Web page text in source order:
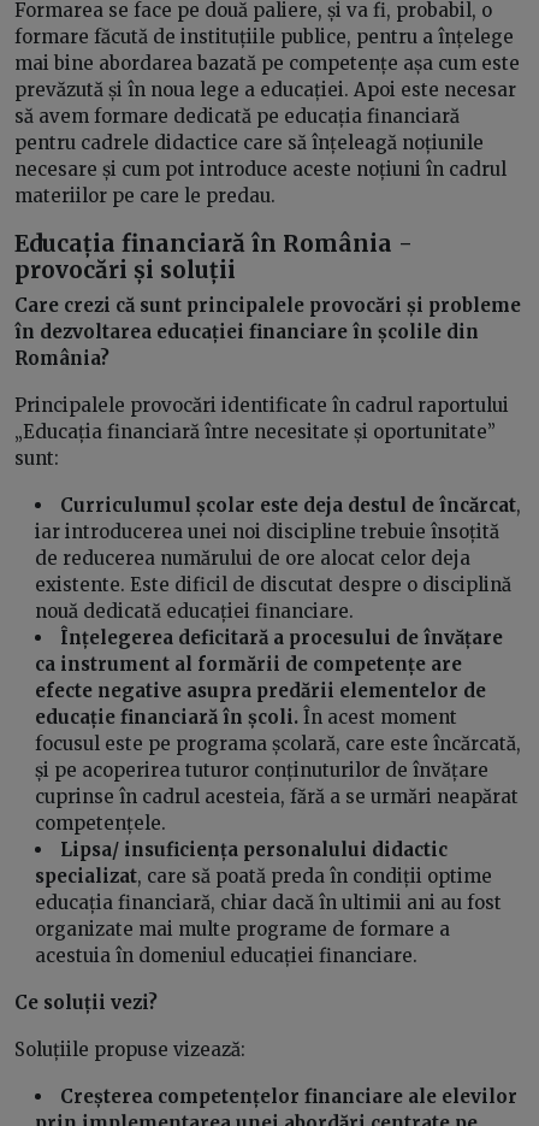
Formarea se face pe două paliere, și va fi, probabil, o
formare făcută de instituțiile publice, pentru a înțelege
mai bine abordarea bazată pe competențe așa cum este
prevăzută și în noua lege a educației. Apoi este necesar
să avem formare dedicată pe educația financiară
pentru cadrele didactice care să înțeleagă noțiunile
necesare și cum pot introduce aceste noțiuni în cadrul
materiilor pe care le predau.
Educația financiară în România -
provocări și soluții
Care crezi că sunt principalele provocări și probleme
în dezvoltarea educației financiare în școlile din
România?
Principalele provocări identificate în cadrul raportului
„Educația financiară între necesitate și oportunitate”
sunt:
Curriculumul școlar este deja destul de încărcat,
iar introducerea unei noi discipline trebuie însoțită
de reducerea numărului de ore alocat celor deja
existente. Este dificil de discutat despre o disciplină
nouă dedicată educației financiare.
Înțelegerea deficitară a procesului de învățare
ca instrument al formării de competențe are
efecte negative asupra predării elementelor de
educație financiară în școli. În acest moment
focusul este pe programa școlară, care este încărcată,
și pe acoperirea tuturor conținuturilor de învățare
cuprinse în cadrul acesteia, fără a se urmări neapărat
competențele.
Lipsa/ insuficiența personalului didactic
specializat, care să poată preda în condiții optime
educația financiară, chiar dacă în ultimii ani au fost
organizate mai multe programe de formare a
acestuia în domeniul educației financiare.
Ce soluții vezi?
Soluțiile propuse vizează:
Creșterea competențelor financiare ale elevilor